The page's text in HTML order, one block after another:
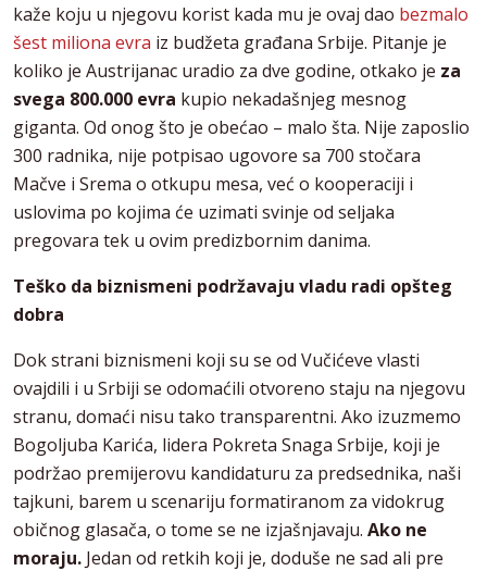
kaže koju u njegovu korist kada mu je ovaj dao bezmalo
šest miliona evra iz budžeta građana Srbije. Pitanje je
koliko je Austrijanac uradio za dve godine, otkako je za
svega 800.000 evra kupio nekadašnjeg mesnog
giganta. Od onog što je obećao – malo šta. Nije zaposlio
300 radnika, nije potpisao ugovore sa 700 stočara
Mačve i Srema o otkupu mesa, već o kooperaciji i
uslovima po kojima će uzimati svinje od seljaka
pregovara tek u ovim predizbornim danima.
Teško da biznismeni podržavaju vladu radi opšteg
dobra
Dok strani biznismeni koji su se od Vučićeve vlasti
ovajdili i u Srbiji se odomaćili otvoreno staju na njegovu
stranu, domaći nisu tako transparentni. Ako izuzmemo
Bogoljuba Karića, lidera Pokreta Snaga Srbije, koji je
podržao premijerovu kandidaturu za predsednika, naši
tajkuni, barem u scenariju formatiranom za vidokrug
običnog glasača, o tome se ne izjašnjavaju. Ako ne
moraju. Jedan od retkih koji je, doduše ne sad ali pre